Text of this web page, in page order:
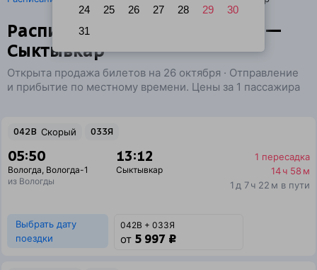
24
25 26 27 28 29
30
31
Расписание поездов Вологда —
Сыктывкар
Открыта продажа билетов на 26 октября · Отправление
и прибытие по местному времени. Цены за 1 пассажира
042В Скорый 033Я
05:50
Вологда, Вологда-1
из Вологды
13:12
Сыктывкар
1 пересадка
14 ч 58 м
1 д 7 ч 22 м в пути
Выбрать дату
поездки
042В + 033Я
от 5 997 ₽